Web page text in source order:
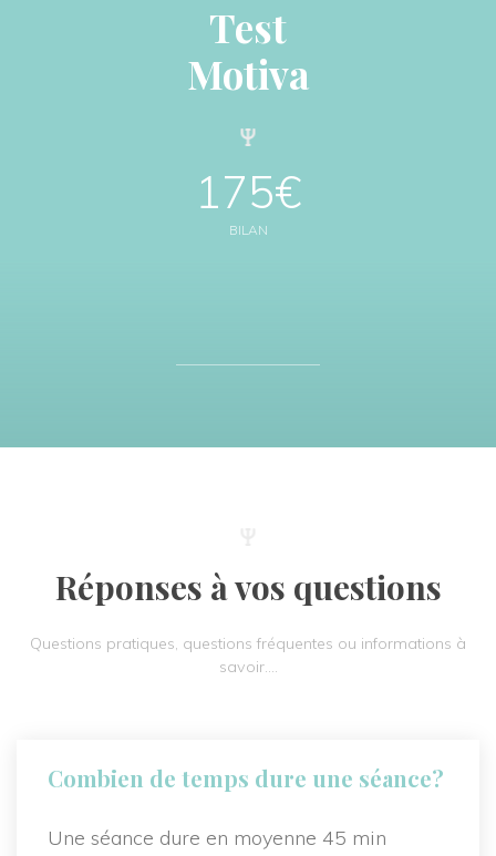
Test
Motiva
175€
BILAN
Réponses à vos questions
Questions pratiques, questions fréquentes ou informations à
savoir….
Combien de temps dure une séance?
Une séance dure en moyenne 45 min